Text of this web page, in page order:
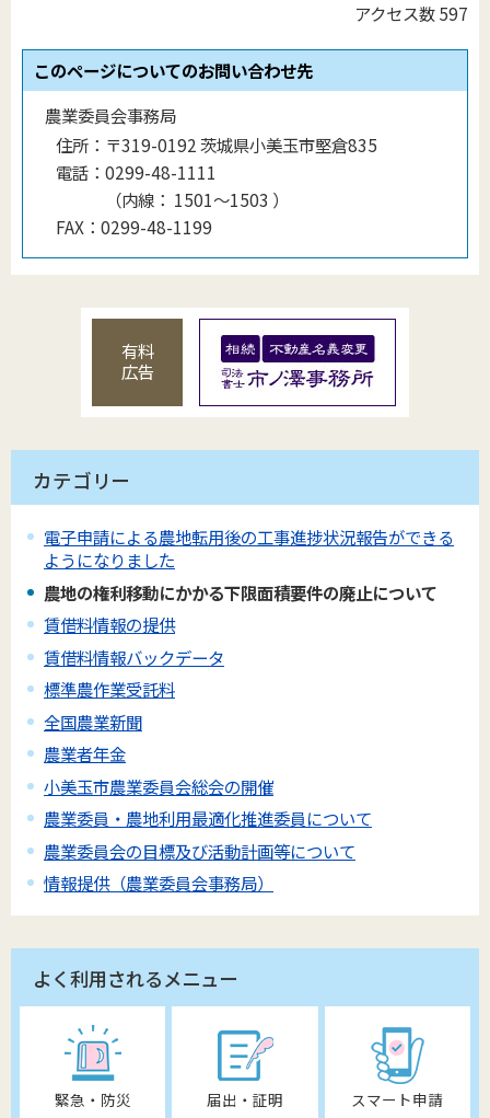
アクセス数597
このページについてのお問い合わせ先
農業委員会事務局
住所： 〒319-0192 茨城県小美玉市堅倉835
電話： 0299-48-1111
（内線 ： 1501〜1503 ）
FAX： 0299-48-1199
有料
広告
カテゴリー
電子申請による農地転用後の工事進捗状況報告ができる
ようになりました
農地の権利移動にかかる下限面積要件の廃止について
賃借料情報の提供
賃借料情報バックデータ
標準農作業受託料
全国農業新聞
農業者年金
小美玉市農業委員会総会の開催
農業委員・農地利用最適化推進委員について
農業委員会の目標及び活動計画等について
情報提供（農業委員会事務局）
よく利用されるメニュー
緊急・防災 届出・証明 スマート申請